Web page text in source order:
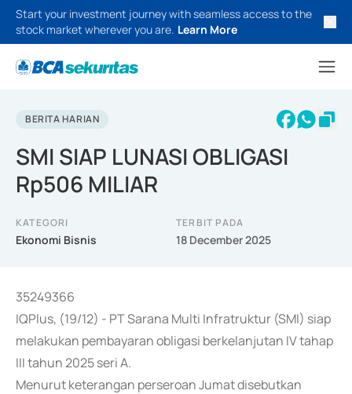
Start your investment journey with seamless access to the
stock market wherever you are. Learn More
BERITA HARIAN
SMI SIAP LUNASI OBLIGASI
Rp506 MILIAR
KATEGORI
Ekonomi Bisnis
TERBIT PADA
18 December 2025
35249366
IQPlus, (19/12) - PT Sarana Multi Infratruktur (SMI) siap
melakukan pembayaran obligasi berkelanjutan IV tahap
III tahun 2025 seri A.
Menurut keterangan perseroan Jumat disebutkan